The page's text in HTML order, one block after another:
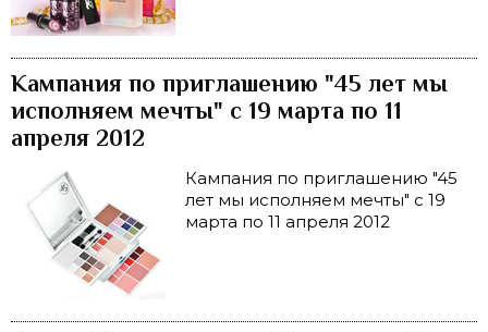
Кампания по приглашению "45 лет мы
исполняем мечты" с 19 марта по 11
апреля 2012
Кампания по приглашению "45
лет мы исполняем мечты" с 19
марта по 11 апреля 2012